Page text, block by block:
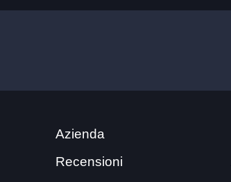
Azienda
Recensioni